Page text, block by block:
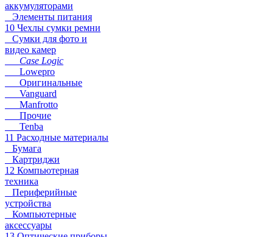
аккумуляторами
Элементы питания
10 Чехлы сумки ремни
Сумки для фото и
видео камер
Case Logic
Lowepro
Оригинальные
Vanguard
Manfrotto
Прочие
Tenba
11 Расходные материалы
Бумага
Картриджи
12 Компьютерная
техника
Периферийные
устройства
Компьютерные
аксессуары